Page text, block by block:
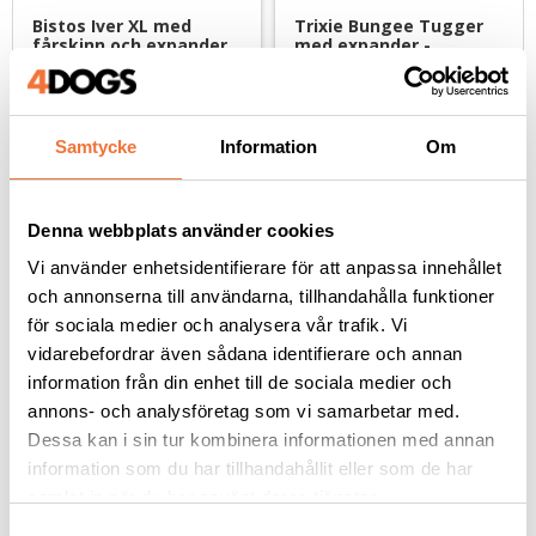
Samtycke Information Om
Denna webbplats använder cookies
Vi använder enhetsidentifierare för att anpassa innehållet
och annonserna till användarna, tillhandahålla funktioner
för sociala medier och analysera vår trafik. Vi
vidarebefordrar även sådana identifierare och annan
information från din enhet till de sociala medier och
annons- och analysföretag som vi samarbetar med.
Dessa kan i sin tur kombinera informationen med annan
information som du har tillhandahållit eller som de har
Bistos Iver XL med
fårskinn och expander
- lila
299kr
Trixie Bungee Tugger
med expander -
129kr
Andra köpte även